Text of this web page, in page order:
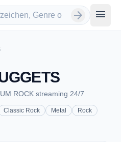
arrow_forward menu
ROCK streaming 24/7
Classic Rock Metal Rock